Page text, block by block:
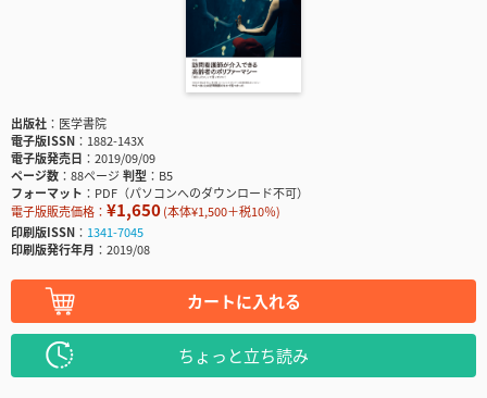
出版社
医学書院
電子版ISSN
1882-143X
電子版発売日
2019/09/09
ページ数
88ページ判型
B5
フォーマット
PDF（パソコンへのダウンロード不可）
電子版販売価格： ¥1,650(本体¥1,500＋税10％)
印刷版ISSN
1341-7045
印刷版発行年月
2019/08
カートに入れる
ちょっと立ち読み